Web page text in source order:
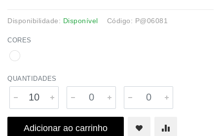
Disponibilidade: Disponível Código: P@06081
CORES
QUANTIDADES
Adicionar ao carrinho